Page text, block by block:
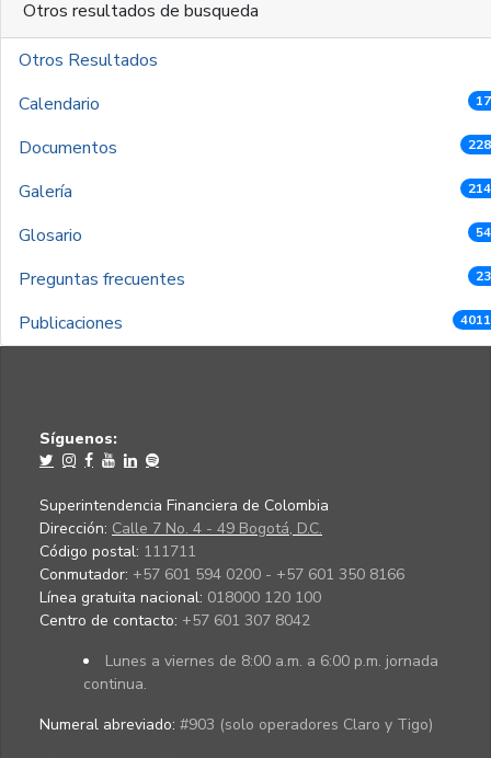
Otros resultados de busqueda
Otros Resultados
Calendario
Documentos
Galería
Glosario
Preguntas frecuentes
Publicaciones
Síguenos:
Superintendencia Financiera de Colombia
Dirección: Calle 7 No. 4 - 49 Bogotá, D.C.
Código postal: 111711
Conmutador: +57 601 594 0200 - +57 601 350 8166
Línea gratuita nacional: 018000 120 100
Centro de contacto: +57 601 307 8042
Lunes a viernes de 8:00 a.m. a 6:00 p.m. jornada
continua.
Numeral abreviado: #903 (solo operadores Claro y Tigo)